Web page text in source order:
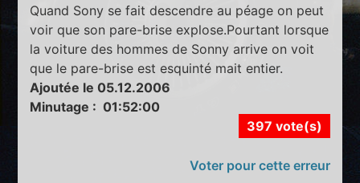
Quand Sony se fait descendre au péage on peut
voir que son pare-brise explose.Pourtant lorsque
la voiture des hommes de Sonny arrive on voit
que le pare-brise est esquinté mait entier.
Ajoutée le 05.12.2006
Minutage : 01:52:00
397 vote(s)
Voter pour cette erreur